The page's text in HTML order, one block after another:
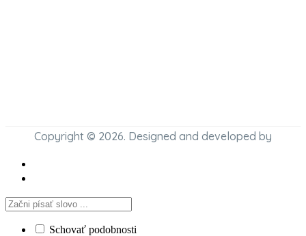
Copyright © 2026. Designed and developed by
Schovať podobnosti